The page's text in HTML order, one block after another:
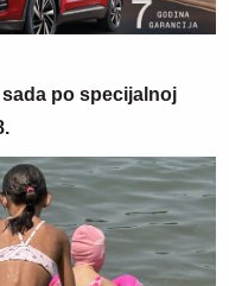
po specijalnoj